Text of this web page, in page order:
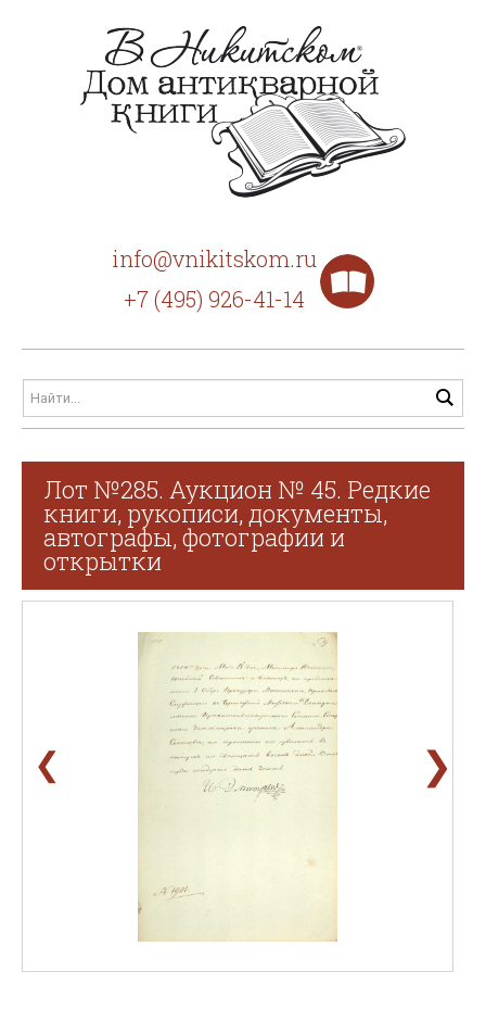
info@vnikitskom.ru
+7 (495) 926-41-14
Лот №285. Аукцион № 45. Редкие
книги, рукописи, документы,
автографы, фотографии и
открытки
❮ ❯